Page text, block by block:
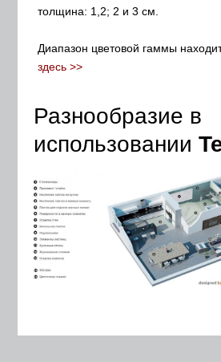
толщина: 1,2; 2 и 3 см.
Диапазон цветовой гаммы
здесь >>
Разнообразие в
использовании